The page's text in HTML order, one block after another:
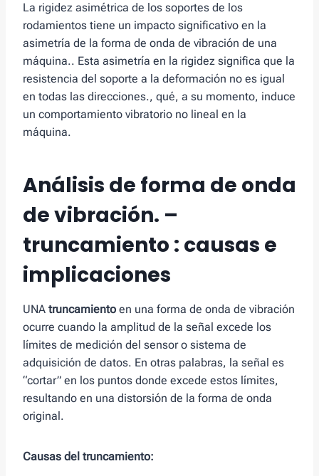
La rigidez asimétrica de los soportes de los
rodamientos tiene un impacto significativo en la
asimetría de la forma de onda de vibración de una
máquina.. Esta asimetría en la rigidez significa que la
resistencia del soporte a la deformación no es igual
en todas las direcciones., qué, a su momento, induce
un comportamiento vibratorio no lineal en la
máquina.
Análisis de forma de onda
de vibración. –
truncamiento : causas e
implicaciones
UNA truncamiento en una forma de onda de vibración
ocurre cuando la amplitud de la señal excede los
límites de medición del sensor o sistema de
adquisición de datos. En otras palabras, la señal es
“cortar” en los puntos donde excede estos límites,
resultando en una distorsión de la forma de onda
original.
Causas del truncamiento: